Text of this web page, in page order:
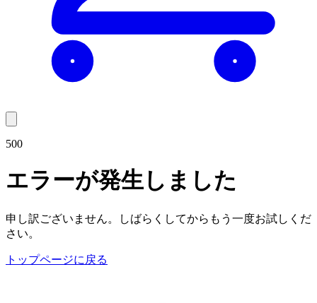
500
エラーが発生しました
申し訳ございません。しばらくしてからもう一度お試しくだ
さい。
トップページに戻る